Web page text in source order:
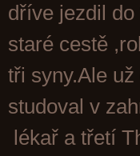
dříve jezdil
staré cestě
tři syny.Ale
studoval v
lékař a třetí